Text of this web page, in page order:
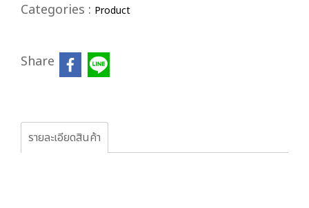
Categories : Product
Share
รายละเอียดสินค้า